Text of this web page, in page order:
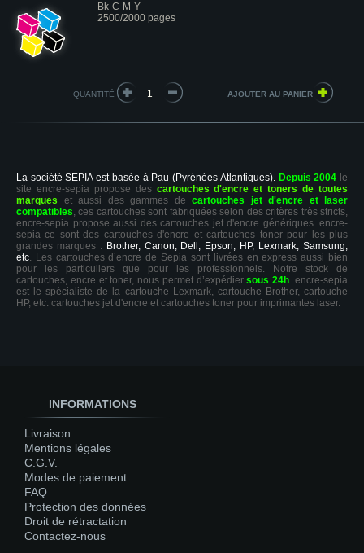
Bk-C-M-Y -
2500/2000 pages
QUANTITÉ
La société SEPIA est basée à Pau (Pyrénées Atlantiques). Depuis 2004 le
site encre-sepia propose des cartouches d'encre et toners de toutes
marques et aussi des gammes de cartouches jet d'encre et laser
compatibles, ces cartouches sont fabriquées selon des critères très stricts,
encre-sepia propose aussi des cartouches jet d'encre génériques. encre-
sepia ce sont des cartouches d'encre et cartouches toner pour les plus
grandes marques : Brother, Canon, Dell, Epson, HP, Lexmark, Samsung,
etc. Les cartouches d’encre de Sepia sont livrées en express aussi bien
pour les particuliers que pour les professionnels. Notre stock de
cartouches, encre et toner, nous permet d’expédiersous 24h. encre-sepia
est le spécialiste de la cartouche Lexmark, cartouche Brother, cartouche
HP, etc. cartouches jet d'encre et cartouches toner pour imprimantes laser.
INFORMATIONS
Livraison
Mentions légales
C.G.V.
Modes de paiement
FAQ
Protection des données
Droit de rétractation
Contactez-nous